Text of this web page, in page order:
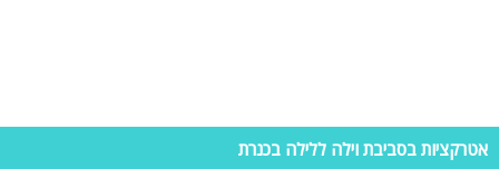
אטרקציות בסביבת וילה ללילה בכנרת